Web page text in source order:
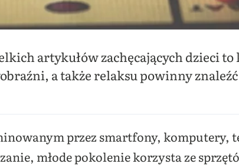
artykułów zachęcających dzieci
a także relaksu powinny znaleźć
przez smartfony, komputery,
młode pokolenie korzysta ze